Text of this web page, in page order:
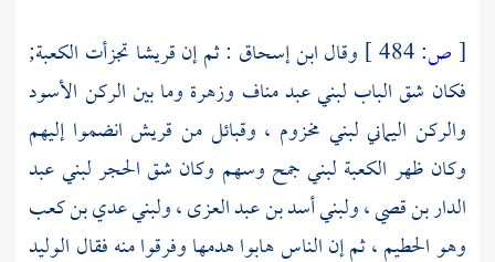
[ص: وقالابن إسحاق : ثم إنقريشا تجزأت الكعبة;
فكان شق الباب لبني عبد مناف وزهرة وما بين الركن الأسود
والركن اليماني لبني مخزوم ، وقبائل من قريش انضموا إليهم
وكان ظهر الكعبة لبني جمح وسهم وكان شق الحجرلبني عبد
الدار بن قصي ،ولبني أسد بن عبد العزى ،ولبني عدي بن كعب
وهو الحطيم ، ثم إن الناس هابوا هدمها وفرقوا منه فقال الوليد